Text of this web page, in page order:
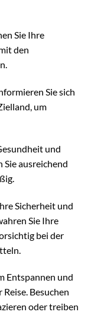
Sie Ihre
den
Sie sich
um
und
Sie ausreichend
Sicherheit und
Sie Ihre
bei der
Entspannen und
Besuchen
oder treiben